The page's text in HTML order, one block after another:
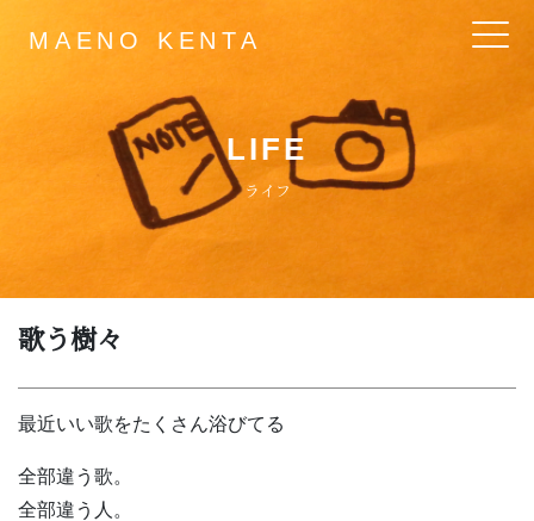
Main Navigation
MAENO KENTA
LIFE
ライフ
歌う樹々
最近いい歌をたくさん浴びてる
全部違う歌。
全部違う人。